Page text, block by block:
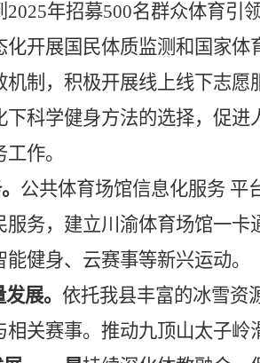
年招募500名群众体育引领
开展国民体质监测和国家
制，积极开展线上线下志
科学健身方法的选择，促
作。
公共体育场馆信息化服务 平
务，建立川渝体育场馆一
健身、云赛事等新兴运动。
发展。依托我县丰富的冰雪资
关赛事。推动九顶山太子岭